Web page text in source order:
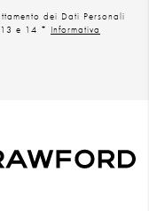
dei Dati Personali
e 14 * Informativa